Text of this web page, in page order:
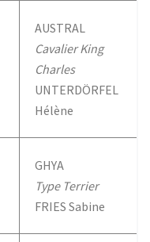
AUSTRAL
Cavalier King
Charles
UNTERDÖRFEL
Hélène
GHYA
Type Terrier
FRIES Sabine